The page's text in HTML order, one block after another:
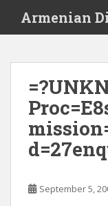
i
Armenian
September 5,